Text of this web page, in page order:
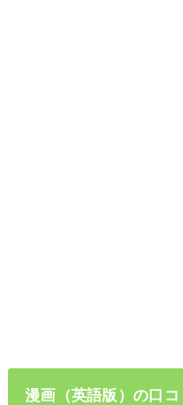
漫画（英語版）の口